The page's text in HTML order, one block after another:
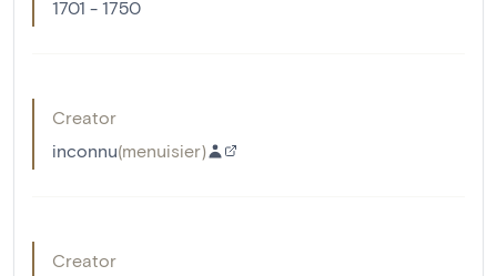
1701 - 1750
Creator
inconnu(menuisier)
Creator